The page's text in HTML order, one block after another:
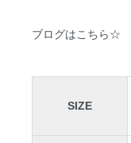
ブログはこちら☆
SIZE